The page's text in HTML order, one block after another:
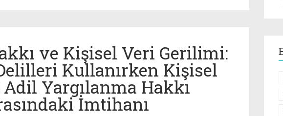
ve Kişisel Veri Gerilimi:
Kullanırken Kişisel
Yargılanma Hakkı
İmtihanı